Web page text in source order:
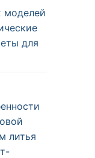
моделей
для
литья